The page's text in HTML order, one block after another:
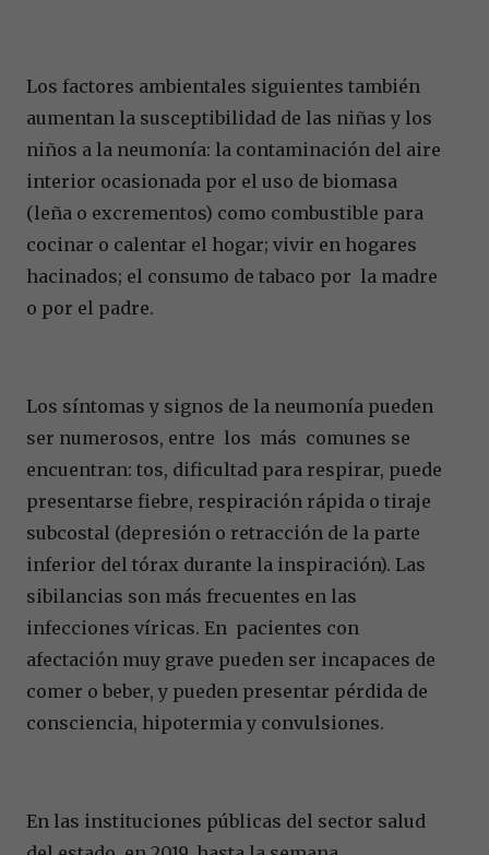
Los factores ambientales siguientes también
aumentan la susceptibilidad de las niñas y los
niños a la neumonía: la contaminación del aire
interior ocasionada por el uso de biomasa
(leña o excrementos) como combustible para
cocinar o calentar el hogar; vivir en hogares
hacinados; el consumo de tabaco por la madre
o por el padre.
Los síntomas y signos de la neumonía pueden
ser numerosos, entre los más comunes se
encuentran: tos, dificultad para respirar, puede
presentarse fiebre, respiración rápida o tiraje
subcostal (depresión o retracción de la parte
inferior del tórax durante la inspiración). Las
sibilancias son más frecuentes en las
infecciones víricas. En pacientes con
afectación muy grave pueden ser incapaces de
comer o beber, y pueden presentar pérdida de
consciencia, hipotermia y convulsiones.
En las instituciones públicas del sector salud